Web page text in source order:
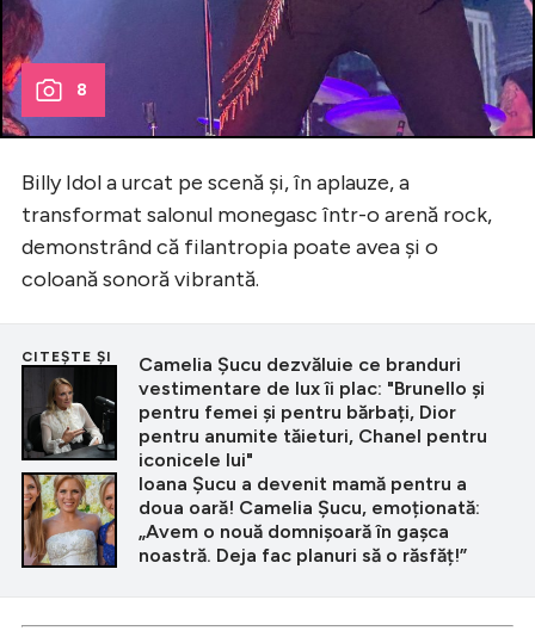
8
Billy Idol a urcat pe scenă și, în aplauze, a
transformat salonul monegasc într-o arenă rock,
demonstrând că filantropia poate avea și o
coloană sonoră vibrantă.
CITEȘTE ȘI
Camelia Șucu dezvăluie ce branduri
vestimentare de lux îi plac: "Brunello și
pentru femei și pentru bărbați, Dior
pentru anumite tăieturi, Chanel pentru
iconicele lui"
Ioana Șucu a devenit mamă pentru a
doua oară! Camelia Șucu, emoționată:
„Avem o nouă domnișoară în gașca
noastră. Deja fac planuri să o răsfăț!”